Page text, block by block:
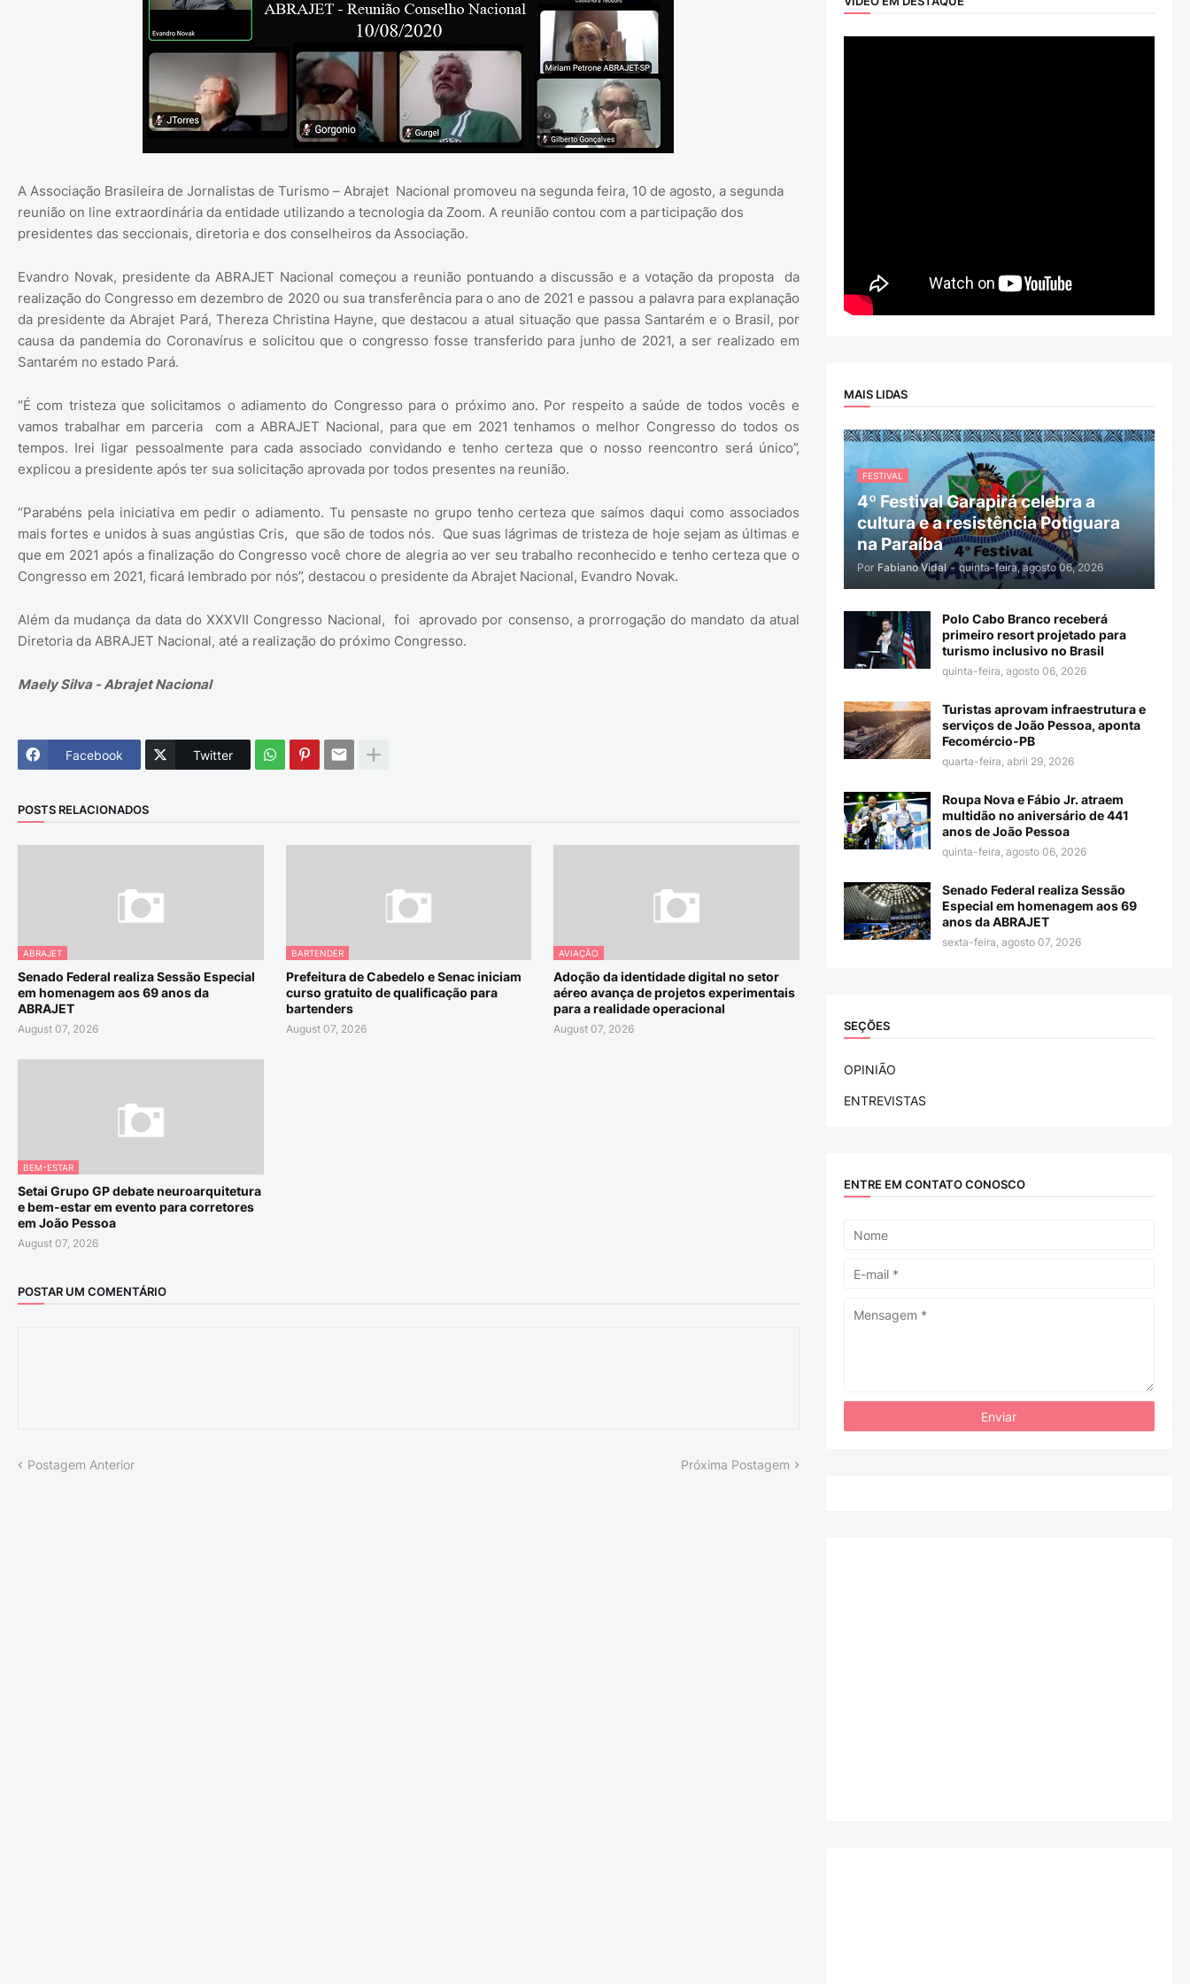
A Associação Brasileira de Jornalistas de Turismo – Abrajet Nacional promoveu na segunda feira, 10 de agosto, a segunda
reunião on line extraordinária da entidade utilizando a tecnologia da Zoom. A reunião contou com a participação dos
presidentes das seccionais, diretoria e dos conselheiros da Associação.
Evandro Novak, presidente da ABRAJET Nacional começou a reunião pontuando a discussão e a votação da proposta da
realização do Congresso em dezembro de 2020 ou sua transferência para o ano de 2021 e passou a palavra para explanação
da presidente da Abrajet Pará, Thereza Christina Hayne, que destacou a atual situação que passa Santarém e o Brasil, por
causa da pandemia do Coronavírus e solicitou que o congresso fosse transferido para junho de 2021, a ser realizado em
Santarém no estado Pará.
“É com tristeza que solicitamos o adiamento do Congresso para o próximo ano. Por respeito a saúde de todos vocês e
vamos trabalhar em parceria com a ABRAJET Nacional, para que em 2021 tenhamos o melhor Congresso do todos os
tempos. Irei ligar pessoalmente para cada associado convidando e tenho certeza que o nosso reencontro será único”,
explicou a presidente após ter sua solicitação aprovada por todos presentes na reunião.
“Parabéns pela iniciativa em pedir o adiamento. Tu pensaste no grupo tenho certeza que saímos daqui como associados
mais fortes e unidos à suas angústias Cris, que são de todos nós. Que suas lágrimas de tristeza de hoje sejam as últimas e
que em 2021 após a finalização do Congresso você chore de alegria ao ver seu trabalho reconhecido e tenho certeza que o
Congresso em 2021, ficará lembrado por nós”, destacou o presidente da Abrajet Nacional, Evandro Novak.
Além da mudança da data do XXXVII Congresso Nacional, foi aprovado por consenso, a prorrogação do mandato da atual
Diretoria da ABRAJET Nacional, até a realização do próximo Congresso.
Maely Silva - Abrajet Nacional
Facebook Twitter
POSTS RELACIONADOS
ABRAJET
Senado Federal realiza Sessão Especial
em homenagem aos 69 anos da
ABRAJET
August 07, 2026
BARTENDER
Prefeitura de Cabedelo e Senac iniciam
curso gratuito de qualificação para
bartenders
August 07, 2026
AVIAÇÃO
Adoção da identidade digital no setor
aéreo avança de projetos experimentais
para a realidade operacional
August 07, 2026
BEM-ESTAR
Setai Grupo GP debate neuroarquitetura
e bem-estar em evento para corretores
em João Pessoa
August 07, 2026
POSTAR UM COMENTÁRIO
Postagem Anterior Próxima Postagem
MAIS LIDAS
FESTIVAL
4º Festival Garapirá celebra a
cultura e a resistência Potiguara
na Paraíba
Por Fabiano Vidal - quinta-feira, agosto 06, 2026
Polo Cabo Branco receberá
primeiro resort projetado para
turismo inclusivo no Brasil
quinta-feira, agosto 06, 2026
Turistas aprovam infraestrutura e
serviços de João Pessoa, aponta
Fecomércio-PB
quarta-feira, abril 29, 2026
Roupa Nova e Fábio Jr. atraem
multidão no aniversário de 441
anos de João Pessoa
quinta-feira, agosto 06, 2026
Senado Federal realiza Sessão
Especial em homenagem aos 69
anos da ABRAJET
sexta-feira, agosto 07, 2026
SEÇÕES
OPINIÃO
ENTREVISTAS
ENTRE EM CONTATO CONOSCO